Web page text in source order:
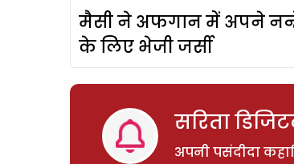
मैसी ने अफगान में अपने
के लिए भेजी जर्सी
सरिता
अपनी पसंदीदा